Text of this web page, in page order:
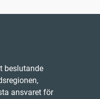
beslutande
ansvaret för